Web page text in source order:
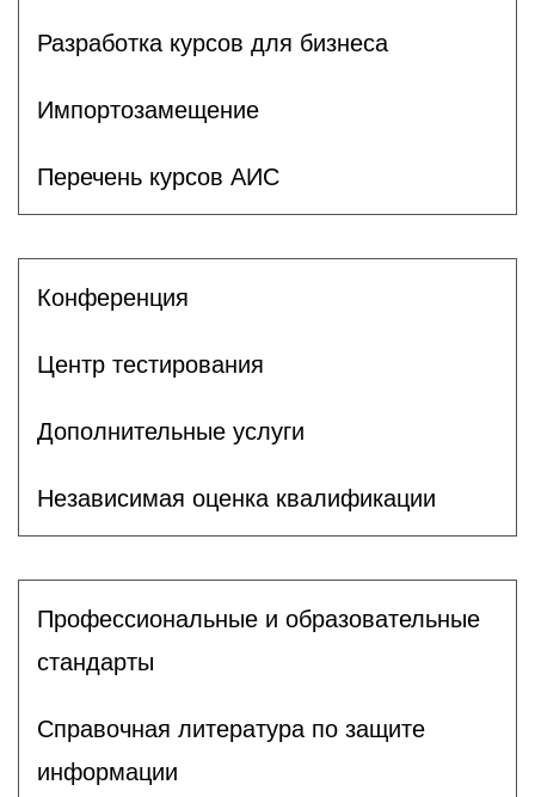
Разработка курсов для бизнеса
Импортозамещение
Перечень курсов АИС
Конференция
Центр тестирования
Дополнительные услуги
Независимая оценка квалификации
Профессиональные и образовательные
стандарты
Справочная литература по защите
информации